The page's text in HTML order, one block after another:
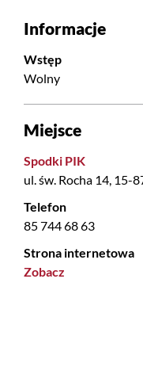
Informacje
Wstęp
Wolny
Miejsce
Spodki PIK
ul. św. Rocha 14, 15-
Telefon
85 744 68 63
Strona internetowa
Zobacz